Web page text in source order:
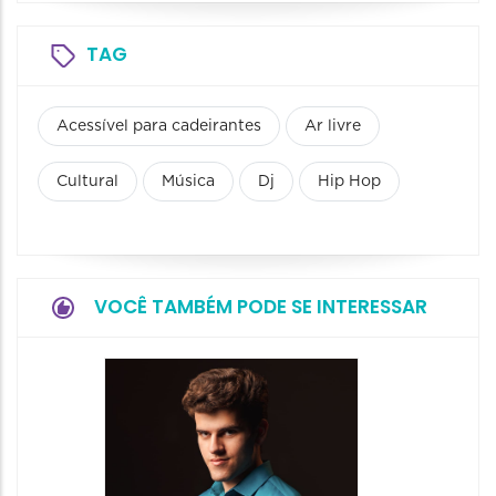
TAG
Acessível para cadeirantes Ar livre
Cultural Música Dj Hip Hop
VOCÊ TAMBÉM PODE SE INTERESSAR